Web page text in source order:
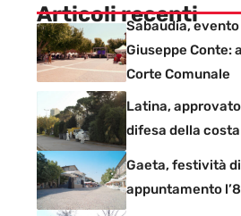
Articoli recenti
Sabaudia,
Giuseppe Conte:
Corte Comunale
Latina,
difesa della
Gaeta, festività
appuntamento